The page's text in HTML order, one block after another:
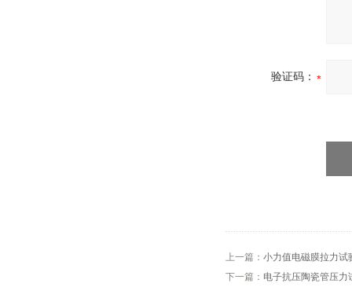
验证码：
上一篇： 小力值电磁膜拉力试
下一篇： 电子抗压陶瓷管压力